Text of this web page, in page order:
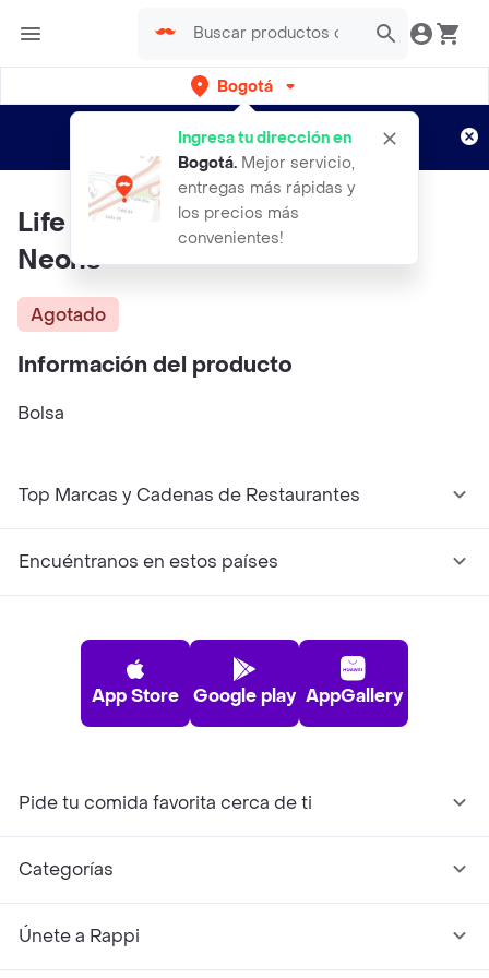
Bogotá
Ingresa tu dirección en
Bogotá. Mejor servicio,
entregas más rápidas y
los precios más
convenientes!
envíos gratis por semanas
Aplican TyC
Life Savers Gomitas Gummies
Neons
Agotado
Información del producto
Bolsa
Top Marcas y Cadenas de Restaurantes
Encuéntranos en estos países
App Store Google play AppGallery
Pide tu comida favorita cerca de ti
Categorías
Únete a Rappi